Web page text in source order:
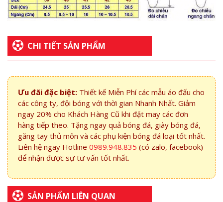
CHI TIẾT SẢN PHẨM
Ưu đãi đặc biệt: Thiết kế Miễn Phí các mẫu áo đấu cho
các công ty, đội bóng với thời gian Nhanh Nhất. Giảm
ngay 20% cho Khách Hàng Cũ khi đặt may các đơn
hàng tiếp theo. Tặng ngay quả bóng đá, giày bóng đá,
găng tay thủ môn và các phụ kiện bóng đá loại tốt nhất.
Liên hệ ngay Hotline 0989.948.835 (có zalo, facebook)
để nhận được sự tư vấn tốt nhất.
SẢN PHẨM LIÊN QUAN